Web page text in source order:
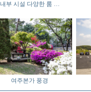
내부 시설 다양한 룸 …
여주본가 풍경